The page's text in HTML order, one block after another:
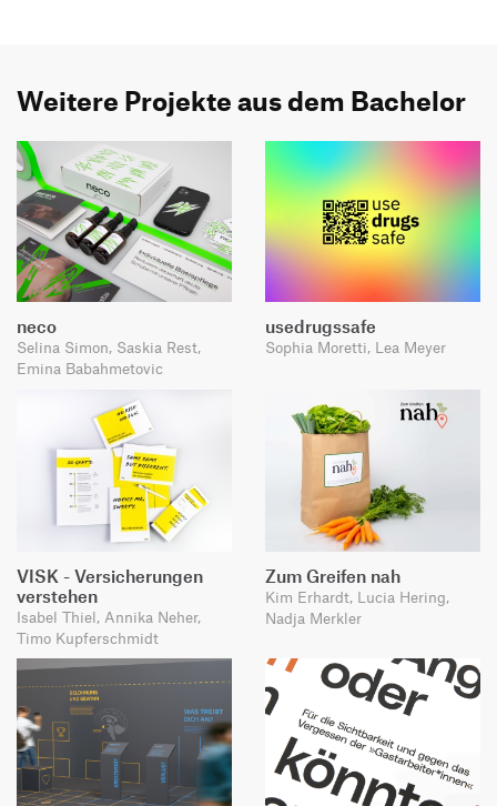
Weitere Projekte aus dem Bachelor
neco
Selina Simon, Saskia Rest,
Emina Babahmetovic
usedrugssafe
Sophia Moretti, Lea Meyer
VISK - Versicherungen
verstehen
Isabel Thiel, Annika Neher,
Timo Kupferschmidt
Zum Greifen nah
Kim Erhardt, Lucia Hering,
Nadja Merkler